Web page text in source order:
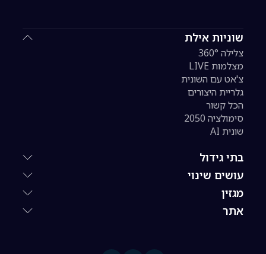
שוניות אילת
צלילה 360°
מצלמות LIVE
צ'אט עם השונית
גלריית היצורים
הכל קשור
סימולציה 2050
שונית AI
בתי גידול
עושים שינוי
מגזין
אתר